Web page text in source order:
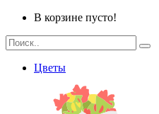
В корзине пусто!
Цветы